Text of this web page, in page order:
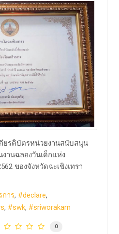
กียรติบัตรหน่วยงานสนับสนุน
งานฉลองวันเด็กแห่ง
ของจังหวัดฉะเชิงเทรา
การ
declare
swk sriworakarn
0